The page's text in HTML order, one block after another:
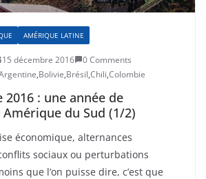
AMÉRIQUE LATINE
15 décembre 2016
0 Comments
,Bolivie,Brésil,Chili,Colombie
2016 : une année de
du Sud (1/2)
économique, alternances
sociaux ou perturbations
que l’on puisse dire, c’est que